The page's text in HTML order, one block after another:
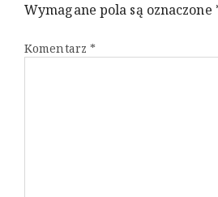
Wymagane pola są oznaczone
Komentarz *